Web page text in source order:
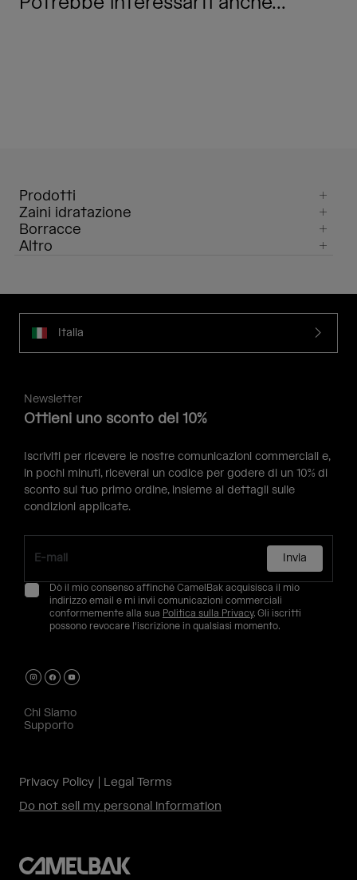
Prodotti
Zaini idratazione
Borracce
Altro
Italia
Newsletter
Ottieni uno sconto del 10%
Iscriviti per ricevere le nostre comunicazioni commerciali e,
in pochi minuti, riceverai un codice per godere di un 10% di
sconto sul tuo primo ordine, insieme ai dettagli sulle
condizioni applicate.
Invia
Dò il mio consenso affinché CamelBak acquisisca il mio
indirizzo email e mi invii comunicazioni commerciali
conformemente alla sua Politica sulla Privacy. Gli iscritti
possono revocare l'iscrizione in qualsiasi momento.
Chi Siamo
Supporto
Privacy Policy
Legal Terms
Do not sell my personal information